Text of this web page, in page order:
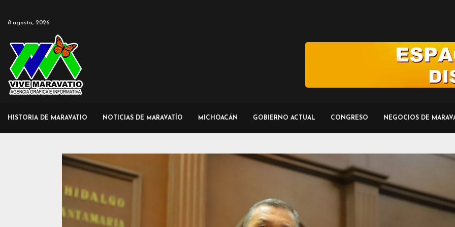
8 agosto, 2026
HISTORIA DE MARAVATIO NOTICIAS DE MARAVATÍO MICHOACÁN GOBIERNO ACTUAL CONGRESO NEGOCIOS DE